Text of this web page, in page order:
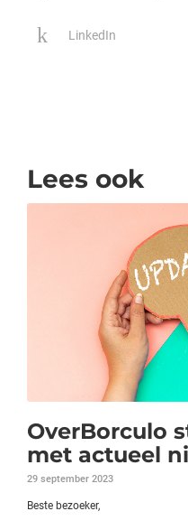
LinkedIn
Lees ook
OverBorculo
met actueel
29 september 2023
Beste bezoeker,